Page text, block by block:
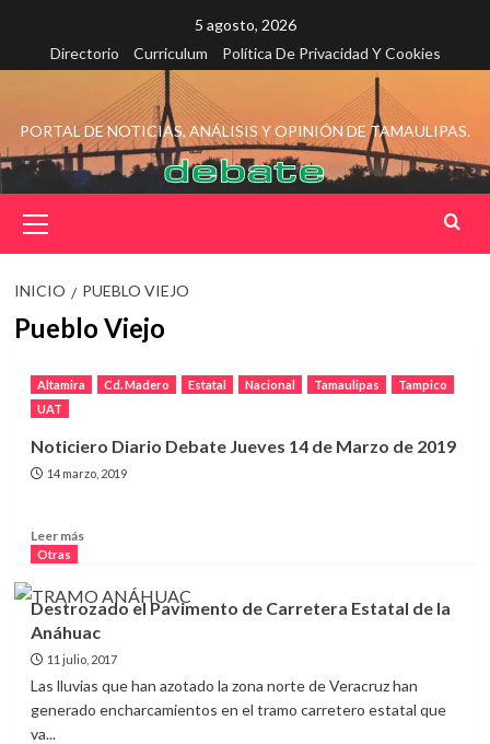
contenido
5 agosto, 2026
Directorio
Curriculum Política De Privacidad Y Cookies
PORTAL DE NOTICIAS, ANÁLISIS Y OPINIÓN DE TAMAULIPAS.
principal
INICIO PUEBLO VIEJO
Pueblo Viejo
Altamira Cd. Madero Estatal Nacional Tamaulipas
Tampico
UAT
Noticiero Diario Debate Jueves 14 de Marzo de 2019
14 marzo, 2019
Leer másLeer
Noticiero
Diario
Debate
Jueves
14
Marzo
Otras
Destrozado el Pavimento de Carretera Estatal de la
Anáhuac
11 julio, 2017
Las lluvias que han azotado la zona norte de Veracruz han
generado encharcamientos en el tramo carretero estatal que
va...